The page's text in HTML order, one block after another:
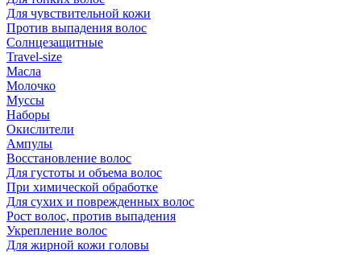
Для чувствительной кожи
Против выпадения волос
Солнцезащитные
Travel-size
Масла
Молочко
Муссы
Наборы
Окислители
Ампулы
Восстановление волос
Для густоты и объема волос
При химической обработке
Для сухих и поврежденных волос
Рост волос, против выпадения
Укрепление волос
Для жирной кожи головы